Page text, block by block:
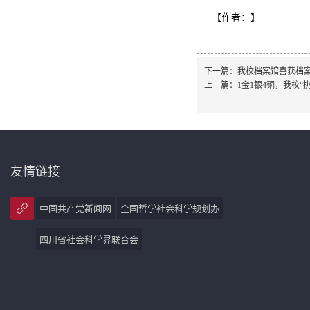
【作者： 】
下一篇： 我校档案馆喜获档
上一篇： 1金1银4铜，我校“
友情链接
中国共产党新闻网 全国哲学社会科学规划办
四川省社会科学界联合会